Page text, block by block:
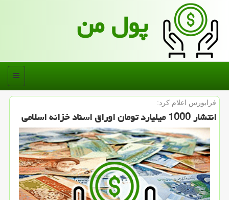
پول من
منو
فرابورس اعلام كرد:
انتشار 1000 میلیارد تومان اوراق اسناد خزانه اسلامی